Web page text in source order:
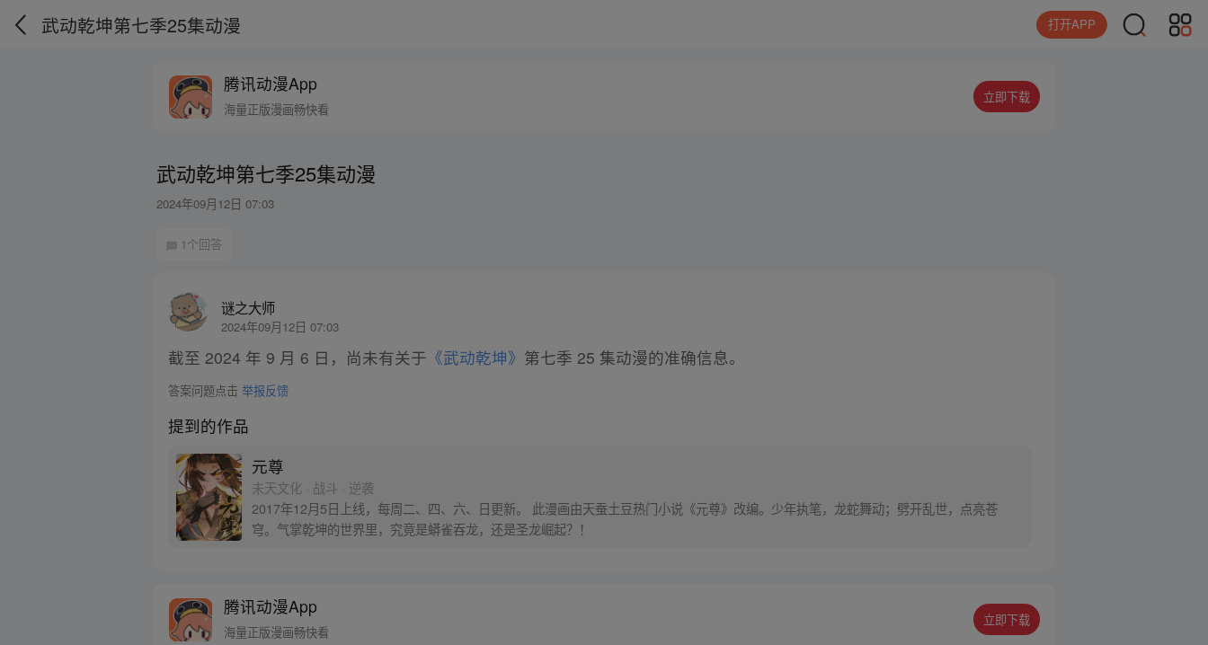
武动乾坤第七季25集动漫 打开APP
腾讯动漫App
海量正版漫画畅快看
立即下载
武动乾坤第七季25集动漫
2024年09月12日 07:03
1个回答
谜之大师
2024年09月12日 07:03
截至 2024 年 9 月 6 日，尚未有关于 《武动乾坤》 第七季 25 集动漫的准确信息。
答案问题点击举报反馈
提到的作品
元尊
未天文化 · 战斗 · 逆袭
2017年12月5日上线，每周二、四、六、日更新。 此漫画由天蚕土豆热门小说《元尊》改编。少年执笔，龙蛇舞动；劈开乱世，点亮苍
穹。气掌乾坤的世界里，究竟是蟒雀吞龙，还是圣龙崛起？！
腾讯动漫App
海量正版漫画畅快看
立即下载